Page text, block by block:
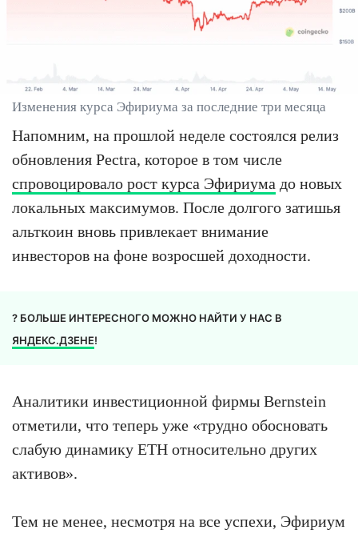
Изменения курса Эфириума за последние три месяца
Напомним, на прошлой неделе состоялся релиз
обновления Pectra, которое в том числе
спровоцировало рост курса Эфириума до новых
локальных максимумов. После долгого затишья
альткоин вновь привлекает внимание
инвесторов на фоне возросшей доходности.
? БОЛЬШЕ ИНТЕРЕСНОГО МОЖНО НАЙТИ У НАС В
ЯНДЕКС.ДЗЕНЕ!
Аналитики инвестиционной фирмы Bernstein
отметили, что теперь уже «трудно обосновать
слабую динамику ETH относительно других
активов».
Тем не менее, несмотря на все успехи, Эфириум